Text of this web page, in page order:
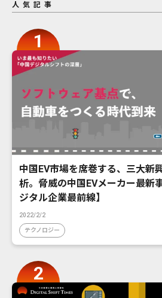
人気記事
中国EV市場を席巻する、三大新
析。脅威の中国EVメーカー最新
ジタル企業最前線】
2022/2/2
テクノロジー